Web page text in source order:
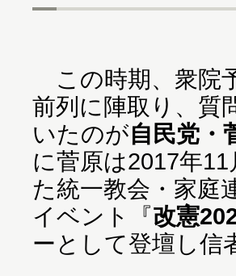
この時期、衆院
前列に陣取り、質
いたのが自民党・
に菅原は2017年
た統一教会・家庭
イベント『改憲
ーとして登壇し信